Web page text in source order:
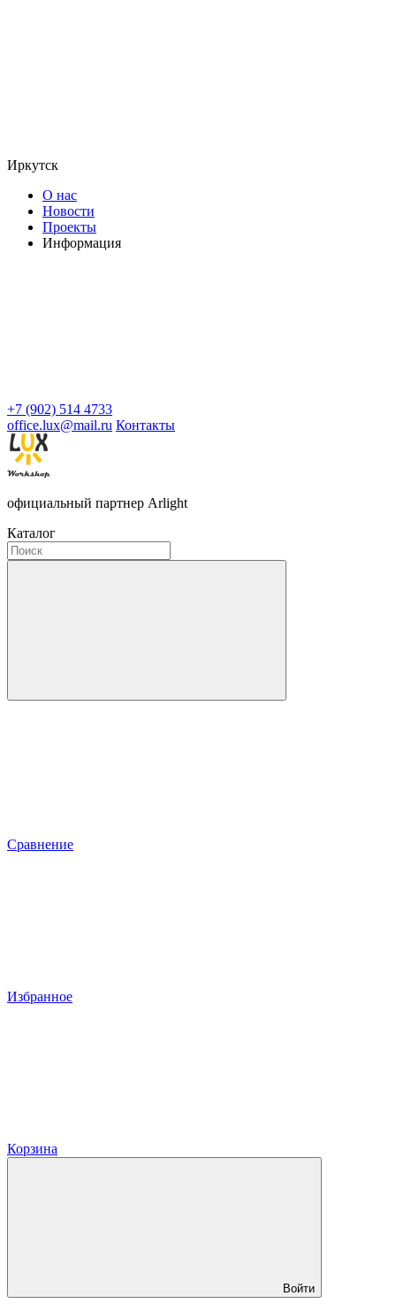
Иркутск
О нас
Новости
Проекты
Информация
+7 (902) 514 4733
office.lux@mail.ru Контакты
официальный партнер Arlight
Каталог
Сравнение
Избранное
Корзина
Войти